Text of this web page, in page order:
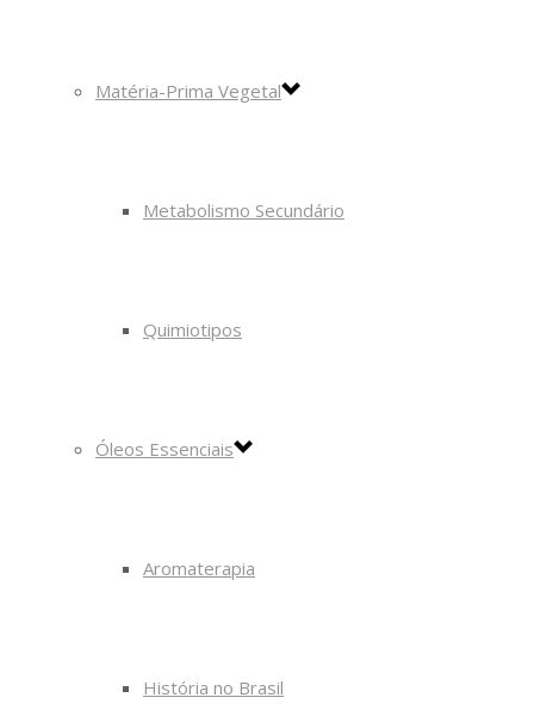
Matéria-Prima Vegetal
Metabolismo Secundário
Quimiotipos
Óleos Essenciais
Aromaterapia
História no Brasil